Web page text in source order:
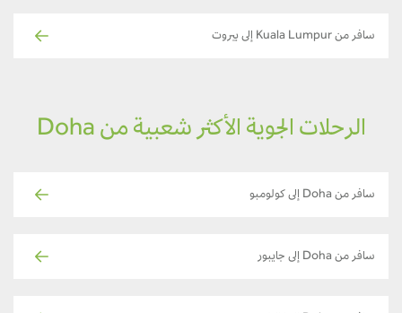
سافر من Kuala Lumpur إلى بيروت
الرحلات الجوية الأكثر شعبية من Doha
سافر من Doha إلى كولومبو
سافر من Doha إلى جايبور